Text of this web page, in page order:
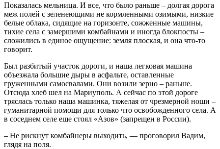
Показалась мельница. И все, что было раньше – долгая дорога
меж полей с зеленеющими не кормленными озимыми, низкие
белые облака, сидящие на горизонте, сожженные машины,
тихие села с замершими комбайнами и иногда блокпосты –
сложились в единое ощущение: земля плоская, и она что-то
говорит.
Был разбитый участок дороги, и наша легковая машина
объезжала большие дыры в асфальте, оставленные
груженными самосвалами. Они возили зерно – раньше.
Отсюда хлеб шел на Мариуполь. А сейчас по этой дороге
тряслась только наша машинка, тяжелая от чрезмерной ноши –
гуманитарной помощи для только что освобожденного села. А
в соседнем селе еще стоял «Азов» (запрещен в России).
– Не рискнут комбайнеры выходить, — проговорил Вадим,
глядя на поля.